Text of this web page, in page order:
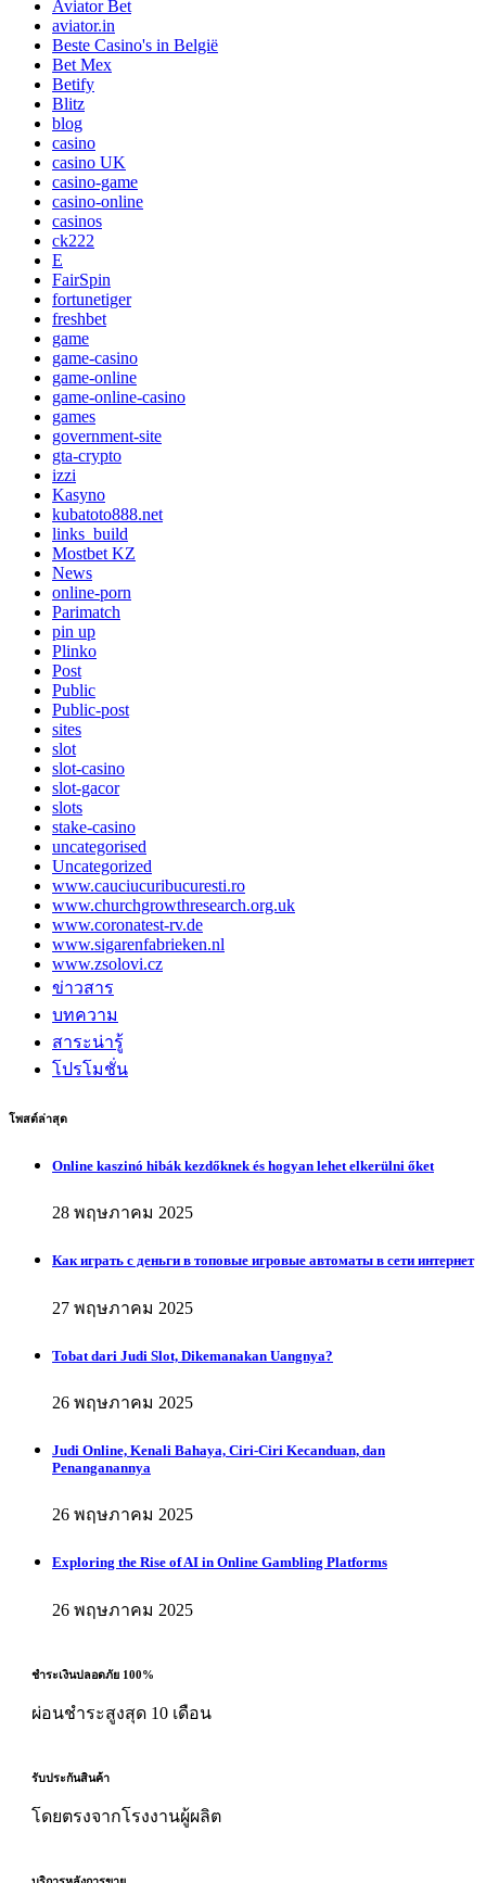
Aviator Bet
aviator.in
Beste Casino's in België
Bet Mex
Betify
Blitz
blog
casino
casino UK
casino-game
casino-online
casinos
ck222
E
FairSpin
fortunetiger
freshbet
game
game-casino
game-online
game-online-casino
games
government-site
gta-crypto
izzi
Kasyno
kubatoto888.net
links_build
Mostbet KZ
News
online-porn
Parimatch
pin up
Plinko
Post
Public
Public-post
sites
slot
slot-casino
slot-gacor
slots
stake-casino
uncategorised
Uncategorized
www.cauciucuribucuresti.ro
www.churchgrowthresearch.org.uk
www.coronatest-rv.de
www.sigarenfabrieken.nl
www.zsolovi.cz
ข่าวสาร
บทความ
สาระน่ารู้
โปรโมชั่น
โพสต์ล่าสุด
Online kaszinó hibák kezdőknek és hogyan lehet elkerülni őket
28 พฤษภาคม 2025
Как играть с деньги в топовые игровые автоматы в сети интернет
27 พฤษภาคม 2025
Tobat dari Judi Slot, Dikemanakan Uangnya?
26 พฤษภาคม 2025
Judi Online, Kenali Bahaya, Ciri-Ciri Kecanduan, dan
Penanganannya
26 พฤษภาคม 2025
Exploring the Rise of AI in Online Gambling Platforms
26 พฤษภาคม 2025
ชำระเงินปลอดภัย 100%
ผ่อนชำระสูงสุด 10 เดือน
รับประกันสินค้า
โดยตรงจากโรงงานผู้ผลิต
บริการหลังการขาย